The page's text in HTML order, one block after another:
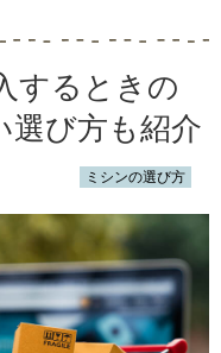
するときの
選び方も紹介
ミシンの選び方